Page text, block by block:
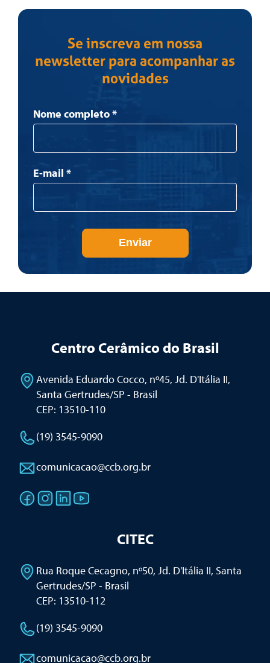
Se inscreva em nossa
newsletter para acompanhar as
novidades
Newsletter
Nome completo*
E-mail *
Enviar
Centro Cerâmico do Brasil
Avenida Eduardo Cocco, nº45, Jd. D'Itália II,
Santa Gertrudes/SP - Brasil
CEP: 13510-110
(19) 3545-9090
comunicacao@ccb.org.br
CITEC
Rua Roque Cecagno, nº50, Jd. D'Itália II, Santa
Gertrudes/SP - Brasil
CEP: 13510-112
(19) 3545-9090
comunicacao@ccb.org.br